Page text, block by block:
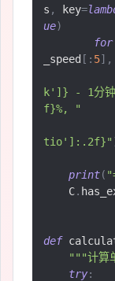
s , key=
ue)
for
_speed [: 5],
k']} - 1分
f}%, "
tio']:.2f}"
print(
C.
def
"""计算
try: